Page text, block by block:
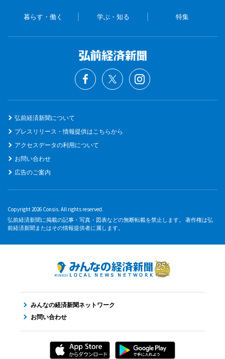
暮らす・働く 学ぶ・知る 特集
弘前経済新聞について
プレスリリース・情報提供はこちらから
アクセスデータの利用について
お問い合わせ
広告のご案内
Copyright 2026 Consis. All rights reserved.
弘前経済新聞に掲載の記事・写真・図表などの無断転載を禁止します。 著作権は弘
前経済新聞またはその情報提供者に属します。
みんなの経済新聞ネットワーク
お問い合わせ